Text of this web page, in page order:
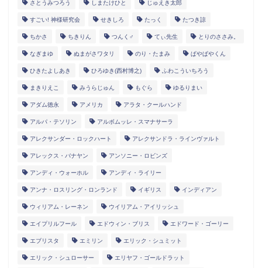
さとうみつろう しまたけひと じゅえき太郎
すごい! 神様研究会 せきしろ たっく たつき諒
ちかさ ちきりん つんく♂ てぃ先生 とりのささみ。
なぎまゆ ぬまがさワタリ のり・たまみ ぱやぱやくん
ひきたよしあき ひろゆき(西村博之) ふわこういちろう
まきりえこ みうらじゅん もぐら ゆるりまい
アダム徳永 アメリカ アラタ・クールハンド
アルパ・テソリン アルボムッレ・スマナサーラ
アレクサンダー・ロックハート アレクサンドラ・ラインヴァルト
アレックス・バナヤン アンソニー・ロビンズ
アンディ・ウォーホル アンディ・ライリー
アンナ・ロスリング・ロンランド イギリス インディアン
ウィリアム・レーネン ウイリアム・アイリッシュ
エイプリルフール エドウィン・ブリス エドワード・ゴーリー
エブリスタ エミリン エリック・シュミット
エリック・シュローサー エリヤフ・ゴールドラット